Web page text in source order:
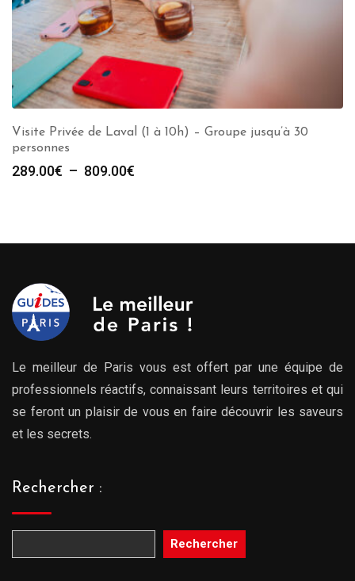
Visite Privée de Laval (1 à 10h) – Groupe jusqu’à 30
personnes
289.00€ – 809.00€
à
Le meilleur de Paris vous est offert par une équipe de
professionnels réactifs, connaissant leurs territoires et qui
se feront un plaisir de vous en faire découvrir les saveurs
et les secrets.
Rechercher :
Rechercher